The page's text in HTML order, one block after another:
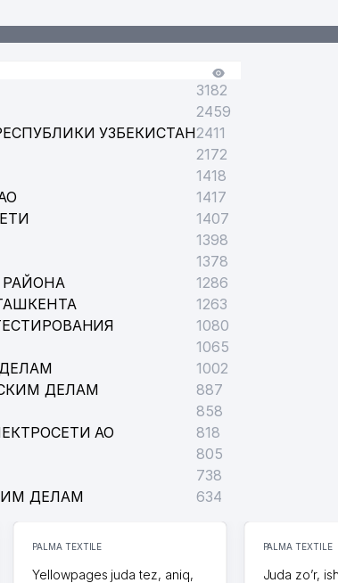
3182
2459
УЗБЕКИСТАН2411
2172
1418
1417
1407
1398
1378
1286
1263
1080
1065
1002
ДЕЛАМ
887
858
АО
818
805
738
ДЕЛАМ 634
PALMA TEXTILE
Yellowpages juda tez, aniq,
PALMA TEXTILE
Juda zo’r,